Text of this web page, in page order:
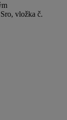
vložka č.